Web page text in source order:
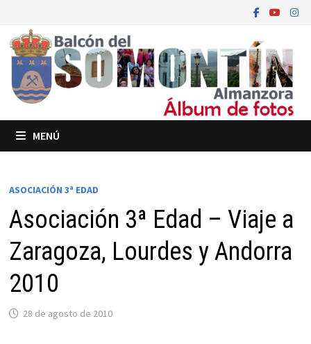
contenido
MENÚ
ASOCIACIÓN 3ª EDAD
Asociación 3ª Edad – Viaje a
Zaragoza, Lourdes y Andorra
2010
28 de agosto de 2010